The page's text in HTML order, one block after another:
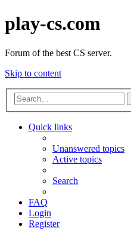
play-cs.com
Forum of the best CS server.
Skip to content
Quick links
Unanswered topics
Active topics
Search
FAQ
Login
Register